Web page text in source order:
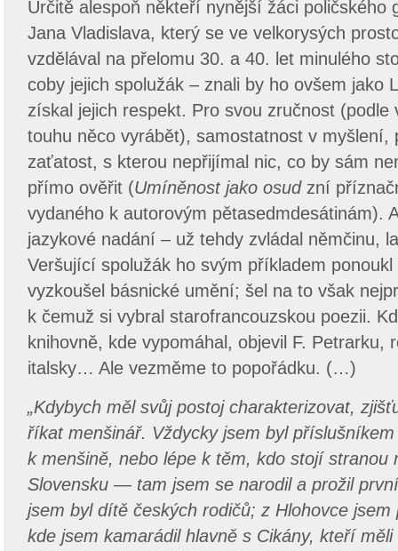
Určitě alespoň někteří nynější žáci poličského
Jana Vladislava, který se ve velkorysých
vzdělával na přelomu 30. a 40. let minulého
coby jejich spolužák – znali by ho ovšem jako
získal jejich respekt. Pro svou zručnost (podle
touhu něco vyrábět), samostatnost v myšlení,
zaťatost, s kterou nepřijímal nic, co by sám
přímo ověřit (Umíněnost jako osud zní
vydaného k autorovým pětasedmdesátinám).
jazykové nadání – už tehdy zvládal němčinu,
Veršující spolužák ho svým příkladem
vyzkoušel básnické umění; šel na to však
k čemuž si vybral starofrancouzskou poezii.
knihovně, kde vypomáhal, objevil F. Petrarku,
italsky… Ale vezměme to popořádku. (…)
„Kdybych měl svůj postoj charakterizovat,
říkat menšinář. Vždycky jsem byl
k menšině, nebo lépe k těm, kdo stojí stranou
Slovensku — tam jsem se narodil a prožil
jsem byl dítě českých rodičů; z Hlohovce jsem
kde jsem kamarádil hlavně s Cikány, kteří